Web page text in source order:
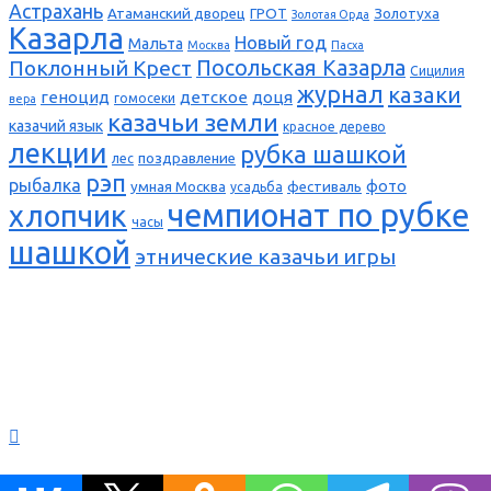
Астрахань Атаманский дворец ГРОТ Золотая Орда Золотуха
Казарла Мальта Москва Новый год Пасха
Поклонный Крест Посольская Казарла Сицилия
вера геноцид гомосеки детское доця журнал казаки
казачий язык казачьи земли красное дерево
лекции лес поздравление рубка шашкой
рыбалка рэп умная Москва усадьба фестиваль фото
хлопчик часы чемпионат по рубке
шашкой этнические казачьи игры